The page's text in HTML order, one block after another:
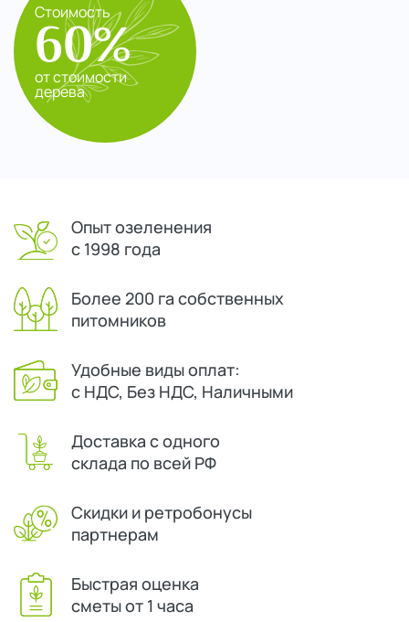
Стоимость
60%
от стоимости
дерева
Опыт озеленения
с 1998 года
Более 200 га собственных
питомников
Удобные виды оплат:
с НДС, Без НДС, Наличными
Доставка с одного
склада по всей РФ
Скидки и ретробонусы
партнерам
Быстрая оценка
сметы от 1 часа